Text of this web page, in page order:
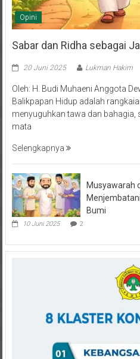
Opini
Sabar dan Ridha sebagai
Balikpapan Hidup adalah
menyuguhkan tawa dan bahagia,
mata
Bumi
10 Juni 2025 2